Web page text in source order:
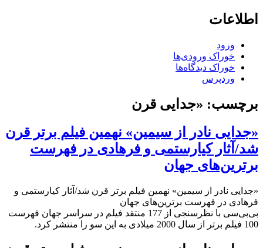
اطلاعات
ورود
خوراک ورودی‌ها
خوراک دیدگاه‌ها
وردپرس
برچسب: «جدایی قرن
«جدایی نادر از سیمین» نهمین فیلم برتر قرن
شد/آثار کیارستمی و فرهادی در فهرست
برترین‌‌های جهان
«جدایی نادر از سیمین» نهمین فیلم برتر قرن شد/آثار کیارستمی و
فرهادی در فهرست برترین‌‌های جهان
بی‌بی‌سی با نظرسنجی از 177 منتقد فیلم در سراسر جهان فهرست
100 فیلم برتر از سال 2000 میلادی به این سو را منتشر کرد.